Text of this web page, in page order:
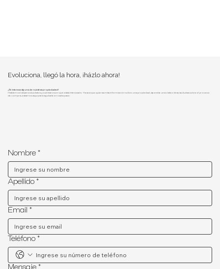
Evoluciona, llegó la hora, ¡házlo ahora!
¿Te interesa alguna de nuestras propiedades?
Hablemos! déjanos tus datos y cuéntanos en qué estás interesado. Ya sea que quieras más información sobre una propiedad, agendar una visita o tengas dudas sobre el proceso
de compra, estamos aquí para ayudarte en cada paso.
Nombre *
Apellido *
Email *
Teléfono *
Mensaje *